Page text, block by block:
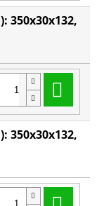
350x30x132,
350x30x132,